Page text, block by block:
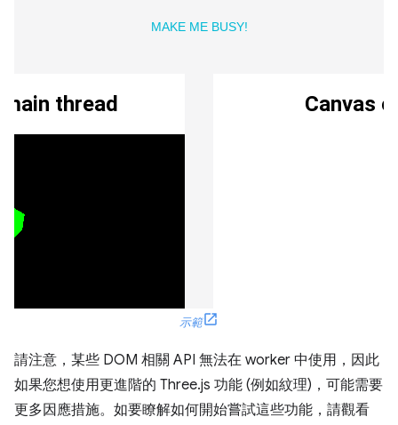
示範
請注意，某些 DOM 相關 API 無法在 worker 中使用，因此
如果您想使用更進階的 Three.js 功能 (例如紋理)，可能需要
更多因應措施。如要瞭解如何開始嘗試這些功能，請觀看